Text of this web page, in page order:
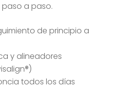
a paso.
de principio a
y alineadores
todos los días